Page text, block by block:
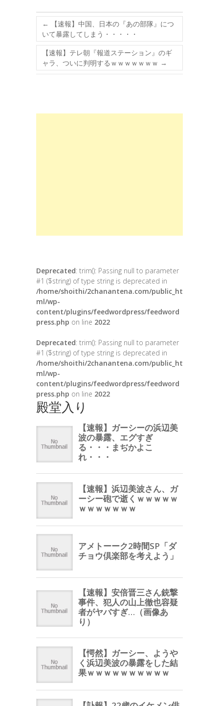
←
【速報】中国、日本の『あの部隊』につ
いて暴露してしまう・・・・・
【速報】テレ朝『報道ステーション』のギ
ャラ、ついに判明するｗｗｗｗｗｗｗ →
Deprecated: trim(): Passing null to parameter
#1 ($string) of type string is deprecated in
/home/shoithi/2chanantena.com/public_ht
ml/wp-
content/plugins/feedwordpress/feedword
press.php on line 2022
Deprecated: trim(): Passing null to parameter
#1 ($string) of type string is deprecated in
/home/shoithi/2chanantena.com/public_ht
ml/wp-
content/plugins/feedwordpress/feedword
press.php on line 2022
殿堂入り